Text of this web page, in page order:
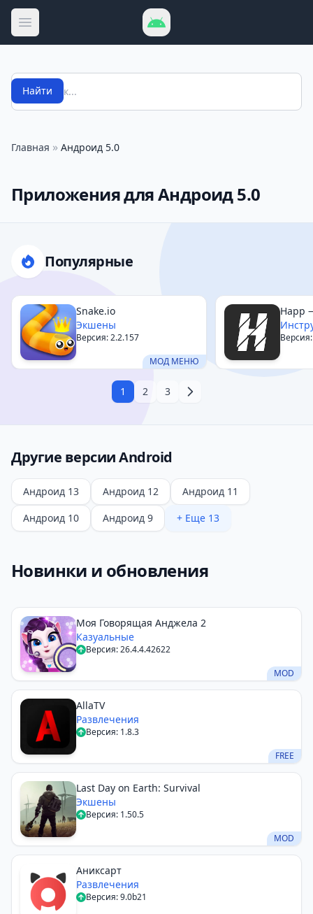
Открыть меню
Поиск
Найти
Главная » Андроид 5.0
Приложения для Андроид 5.0
Популярные
Snake.io
Экшены
Версия: 2.2.157
МОД МЕНЮ
Happ
1 2 3
Другие версии Android
Андроид 13 Андроид 12
Андроид 11
Андроид 10
Андроид 9 + Еще 13
Новинки и обновления
Моя Говорящая Анджела 2
Казуальные
Версия: 26.4.4.42622
MOD
AllaTV
Развлечения
Версия: 1.8.3
FREE
Last Day on Earth: Survival
Экшены
Версия: 1.50.5
MOD
Аниксарт
Развлечения
Версия: 9.0b21